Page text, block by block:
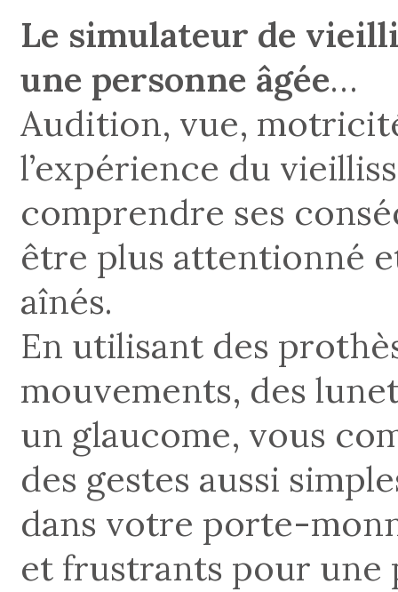
Le simulateur de
une personne âgée…
Audition, vue,
l’expérience du
comprendre ses
être plus attentionné
aînés.
En utilisant des
mouvements, des
un glaucome, vous
des gestes aussi
dans votre porte-
et frustrants pour une